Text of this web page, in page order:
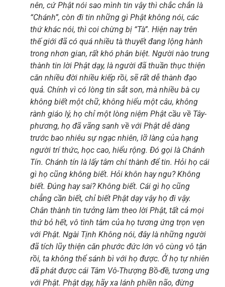
nên, cứ Phật nói sao mình tin vậy thì chắc chắn là
“Chánh”, còn đi tin những gì Phật không nói, các
thứ khác nói, thì coi chừng bị “Tà”. Hiện nay trên
thế giới đã có quá nhiều tà thuyết đang lộng hành
trong nhơn gian, rất khó phân biệt. Người nào trung
thành tin lời Phật dạy, là người đã thuần thục thiện
căn nhiều đời nhiều kiếp rồi, sẽ rất dễ thành đạo
quả. Chính vì có lòng tin sắt son, mà nhiều bà cụ
không biết một chữ, không hiểu một câu, không
rành giáo lý, họ chỉ một lòng niệm Phật cầu về Tây-
phương, họ đã vãng sanh về với Phật dễ dàng
trước bao nhiêu sự ngạc nhiên, lỡ làng của hạng
người trí thức, học cao, hiểu rộng. Đó gọi là Chánh
Tín. Chánh tín là lấy tâm chí thành để tin. Hỏi họ cái
gì họ cũng không biết. Hỏi khôn hay ngu? Không
biết. Đúng hay sai? Không biết. Cái gì họ cũng
chẳng cần biết, chỉ biết Phật dạy vậy họ đi vậy.
Chân thành tin tưởng làm theo lời Phật, tất cả mọi
thứ bỏ hết, vô tình tâm của họ tương ứng trọn vẹn
với Phật. Ngài Tịnh Không nói, đây là những người
đã tích lũy thiện căn phước đức lớn vô cùng vô tận
rồi, ta không thể sánh bì với họ được. Ở họ tự nhiên
đã phát được cái Tâm Vô-Thượng Bồ-đề, tương ưng
với Phật. Phật dạy, hãy xa lánh phiền não, đừng